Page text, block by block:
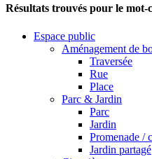
Résultats trouvés pour le mot-
Espace public
Aménagement de
Traversée
Rue
Place
Parc & Jardin
Parc
Jardin
Promenade /
Jardin partagé